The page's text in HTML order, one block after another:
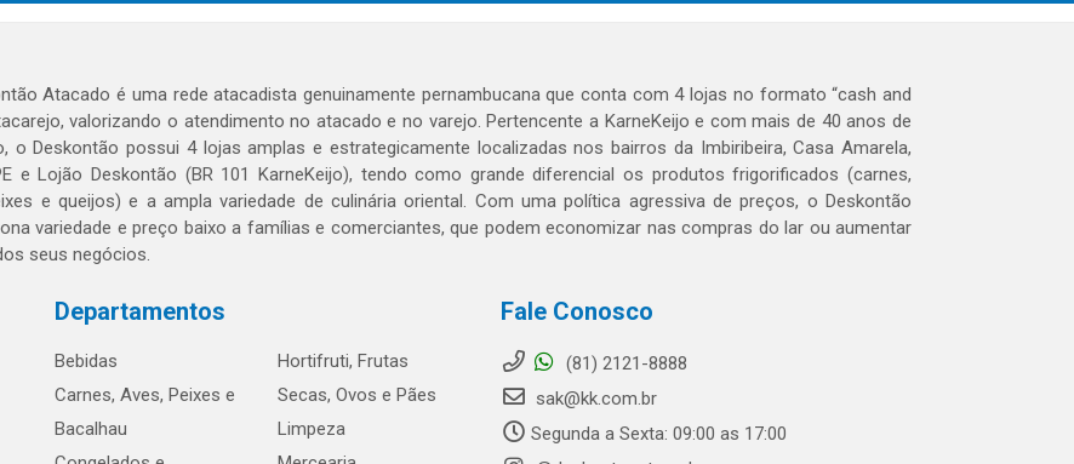
Atacado é uma rede atacadista genuinamente pernambucana que conta com 4 lojas no formato “cash and
valorizando o atendimento no atacado e no varejo. Pertencente a KarneKeijo e com mais de 40 anos de
o Deskontão possui 4 lojas amplas e estrategicamente localizadas nos bairros da Imbiribeira, Casa Amarela,
e Lojão Deskontão (BR 101 KarneKeijo), tendo como grande diferencial os produtos frigorificados (carnes,
e queijos) e a ampla variedade de culinária oriental. Com uma política agressiva de preços, o Deskontão
variedade e preço baixo a famílias e comerciantes, que podem economizar nas compras do lar ou aumentar
seus negócios.
Departamentos
Bebidas
Carnes, Aves, Peixes e
Bacalhau
Hortifruti, Frutas
Secas, Ovos e Pães
Limpeza
Fale Conosco
(81) 2121-8888
sak@kk.com.br
Segunda a Sexta: 09:00 as 17:00